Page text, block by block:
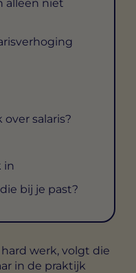
alleen niet
salaris?
in
bij je past?
werk, volgt die
in de praktijk